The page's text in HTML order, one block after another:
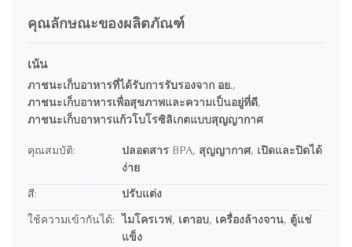
คุณลักษณะของผลิตภัณฑ์
เน้น
ภาชนะเก็บอาหารที่ได้รับการรับรองจาก อย.,
ภาชนะเก็บอาหารเพื่อสุขภาพและความเป็นอยู่ที่ดี,
ภาชนะเก็บอาหารแก้วโบโรซิลิเกตแบบสุญญากาศ
คุณสมบัติ:
ปลอดสาร BPA, สุญญากาศ, เปิดและปิดได้
ง่าย
สี: ปรับแต่ง
ใช้ความเข้ากันได้:
ไมโครเวฟ, เตาอบ, เครื่องล้างจาน, ตู้แช่
แข็ง